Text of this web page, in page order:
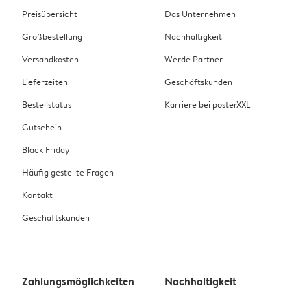
Preisübersicht
Großbestellung
Versandkosten
Lieferzeiten
Bestellstatus
Gutschein
Black Friday
Häufig gestellte Fragen
Kontakt
Geschäftskunden
Das Unternehmen
Nachhaltigkeit
Werde Partner
Geschäftskunden
Karriere bei posterXXL
Zahlungsmöglichkeiten Nachhaltigkeit